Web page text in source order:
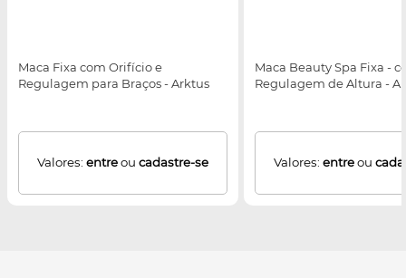
Maca Fixa com Orifício e
Regulagem para Braços - Arktus
Valores: entreou cadastre-se
Maca Beauty Spa Fixa -
Regulagem de Altura -
Valores: entreou